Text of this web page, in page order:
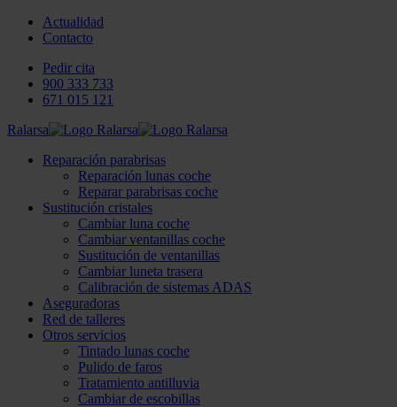
Actualidad
Contacto
Pedir cita
900 333 733
671 015 121
Ralarsa
Reparación parabrisas
Reparación lunas coche
Reparar parabrisas coche
Sustitución cristales
Cambiar luna coche
Cambiar ventanillas coche
Sustitución de ventanillas
Cambiar luneta trasera
Calibración de sistemas ADAS
Aseguradoras
Red de talleres
Otros servicios
Tintado lunas coche
Pulido de faros
Tratamiento antilluvia
Cambiar de escobillas